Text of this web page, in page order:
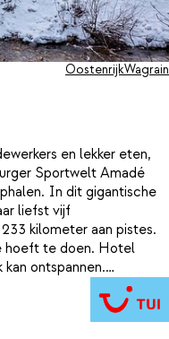
OostenrijkWagrain
en lekker eten,
Sportwelt Amadé
In dit gigantische
liefst vijf
kilometer aan pistes.
hoeft te doen. Hotel
ontspannen.
waardoor je iedere avond
even op een heerlijke